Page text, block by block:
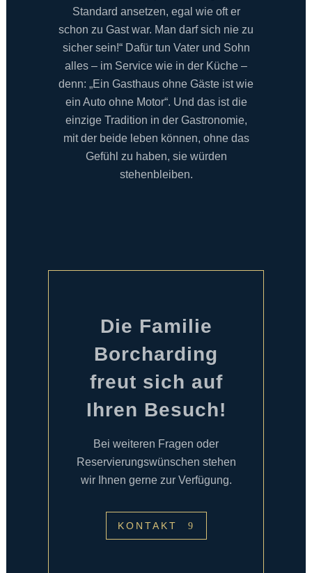
Standard ansetzen, egal wie oft er
schon zu Gast war. Man darf sich nie zu
sicher sein!“ Dafür tun Vater und Sohn
alles – im Service wie in der Küche –
denn: „Ein Gasthaus ohne Gäste ist wie
ein Auto ohne Motor“. Und das ist die
einzige Tradition in der Gastronomie,
mit der beide leben können, ohne das
Gefühl zu haben, sie würden
stehenbleiben.
Die Familie
Borcharding
freut sich auf
Ihren Besuch!
Bei weiteren Fragen oder
Reservierungswünschen stehen
wir Ihnen gerne zur Verfügung.
KONTAKT